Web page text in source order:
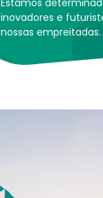
inovadores e
nossas empreitadas.